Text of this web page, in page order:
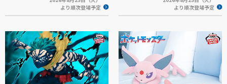
より順次登場予定
より順次登場予定